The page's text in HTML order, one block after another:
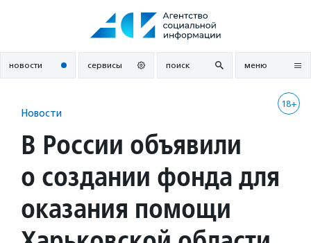
новости сервисы поиск меню
18+
Новости
В России объявили
о создании фонда для
оказания помощи